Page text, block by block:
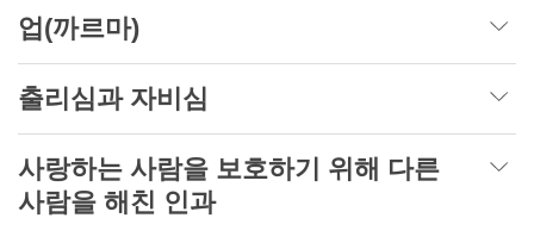
업(까르마)
출리심과 자비심
사랑하는 사람을 보호하기 위해 다른
사람을 해친 인과